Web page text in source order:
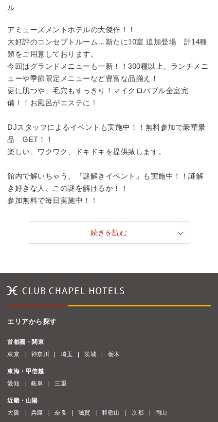
ル
アミューズメントホテルの大傑作！！
大好評のコンセプトルーム…新たに10室 追加登場 計14種
類をご用意しております。
今回はグランドメニューも一新！！300種以上。ランチメニ
ューや季節限定メニューなど豊富な品揃え！
更に肌つや、毛穴もすっきり！マイクロバブル全室完
備！！お風呂がエステに！
DJスタッフによるイベントも実施中！！無料参加で豪華景
品 GET！！
楽しい、ワクワク、ドキドキを提供致します。
館内で解いちゃう、『謎解きイベント』も実施中！！謎解
き好きな人、この謎を解けるか！！
参加無料で毎日実施中！！
続きを読む
エリアから探す
首都圏・関東
東京
神奈川 埼玉 茨城 栃木
東海・甲信越
愛知
岐阜 三重
近畿・山陽
大阪
兵庫 奈良 滋賀 和歌山 京都 岡山